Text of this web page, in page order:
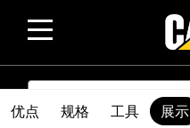
SEARCH
优点 规格 工具 展示